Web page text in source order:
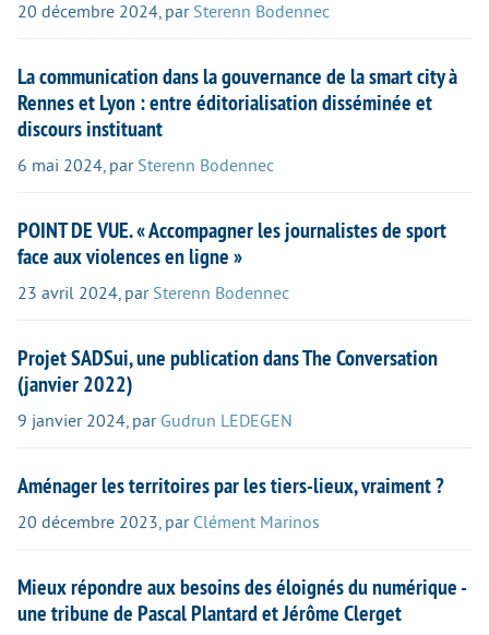
20 décembre 2024, par Sterenn Bodennec
La communication dans la gouvernance de la smart city à
Rennes et Lyon : entre éditorialisation disséminée et
discours instituant
6 mai 2024, par Sterenn Bodennec
POINT DE VUE. « Accompagner les journalistes de sport
face aux violences en ligne »
23 avril 2024, par Sterenn Bodennec
Projet SADSui, une publication dans The Conversation
(janvier 2022)
9 janvier 2024, par Gudrun LEDEGEN
Aménager les territoires par les tiers-lieux, vraiment ?
20 décembre 2023, par Clément Marinos
Mieux répondre aux besoins des éloignés du numérique -
une tribune de Pascal Plantard et Jérôme Clerget